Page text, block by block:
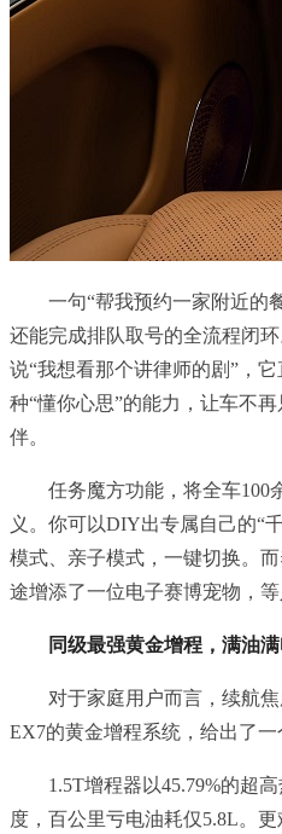
一句“帮我预约一家附近的
还能完成排队取号的全流程闭
说“我想看那个讲律师的剧”，
种“懂你心思”的能力，让车不
伴。
任务魔方功能，将全车100
义。你可以DIY出专属自己的
模式、亲子模式，一键切换。
途增添了一位电子赛博宠物，等
同级最强黄金增程，满油
对于家庭用户而言，续航
EX7的黄金增程系统，给出了一
1.5T增程器以45.79%的超
度，百公里亏电油耗仅5.8L。